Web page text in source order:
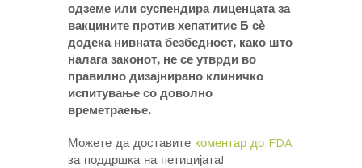
одземе или суспендира лиценцата за
вакцините против хепатитис Б сѐ
додека нивната безбедност, како што
налага законот, не се утврди во
правилно дизајнирано клиничко
испитување со доволно
времетраење.
Можете да доставите коментар до FDA
за поддршка на петицијата!